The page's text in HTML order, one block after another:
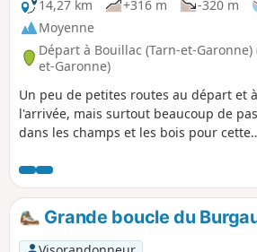
14,27 km
+316 m -320 m
Moyenne
Départ à Bouillac (Tarn-et-Garonne)
et-Garonne)
Un peu de petites routes au départ et à
l'arrivée, mais surtout beaucoup de
dans les champs et les bois pour cette
Tarn et Garonne.
Grande boucle du